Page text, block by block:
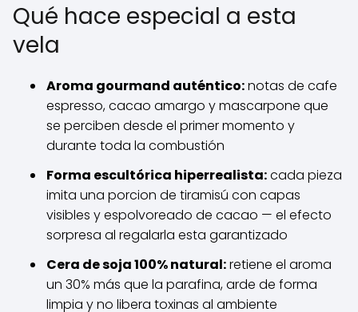
Qué hace especial a esta
vela
Aroma gourmand auténtico:notas de cafe
espresso, cacao amargo y mascarpone que
se perciben desde el primer momento y
durante toda la combustión
Forma escultórica hiperrealista:cada pieza
imita una porcion de tiramisú con capas
visibles y espolvoreado de cacao — el efecto
sorpresa al regalarla esta garantizado
Cera de soja 100% natural:retiene el aroma
un 30% más que la parafina, arde de forma
limpia y no libera toxinas al ambiente